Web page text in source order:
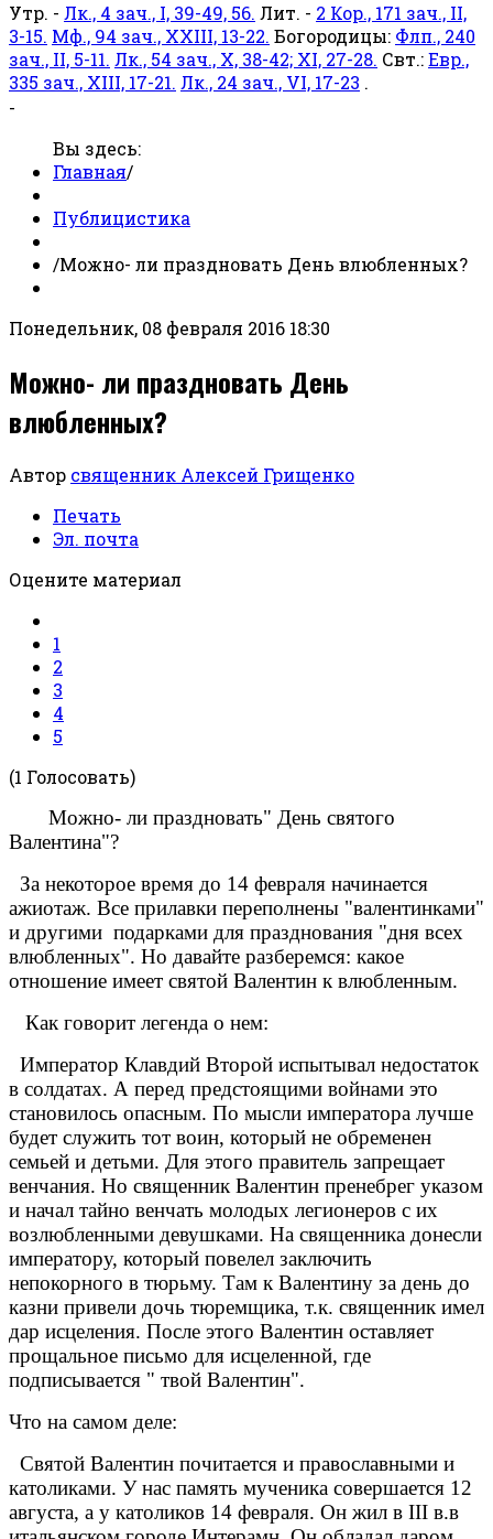
Утр. - Лк., 4 зач., I, 39-49, 56. Лит. - 2 Кор., 171 зач., II,
3-15. Мф., 94 зач., XXIII, 13-22. Богородицы: Флп., 240
зач., II, 5-11. Лк., 54 зач., X, 38-42; XI, 27-28. Свт.:Евр.,
335 зач., XIII, 17-21. Лк., 24 зач., VI, 17-23 .
-
Вы здесь:
Главная/
Публицистика
/Можно- ли праздновать День влюбленных?
Понедельник, 08 февраля 2016 18:30
Можно- ли праздновать День
влюбленных?
Автор священник Алексей Грищенко
Печать
Эл. почта
Оцените материал
1
2
3
4
5
(1 Голосовать)
Можно- ли праздновать" День святого
Валентина"?
За некоторое время до 14 февраля начинается
ажиотаж. Все прилавки переполнены "валентинками"
и другими подарками для празднования "дня всех
влюбленных". Но давайте разберемся: какое
отношение имеет святой Валентин к влюбленным.
Как говорит легенда о нем:
Император Клавдий Второй испытывал недостаток
в солдатах. А перед предстоящими войнами это
становилось опасным. По мысли императора лучше
будет служить тот воин, который не обременен
семьей и детьми. Для этого правитель запрещает
венчания. Но священник Валентин пренебрег указом
и начал тайно венчать молодых легионеров с их
возлюбленными девушками. На священника донесли
императору, который повелел заключить
непокорного в тюрьму. Там к Валентину за день до
казни привели дочь тюремщика, т.к. священник имел
дар исцеления. После этого Валентин оставляет
прощальное письмо для исцеленной, где
подписывается " твой Валентин".
Что на самом деле:
Святой Валентин почитается и православными и
католиками. У нас память мученика совершается 12
августа, а у католиков 14 февраля. Он жил в III в.в